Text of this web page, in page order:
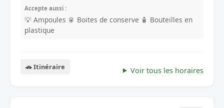
Accepte aussi :
💡 Ampoules 🥫 Boites de conserve 🧴 Bouteilles en
plastique
🚗 Itinéraire Voir tous les horaires